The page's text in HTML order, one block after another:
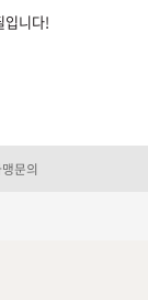
입니다!
문의